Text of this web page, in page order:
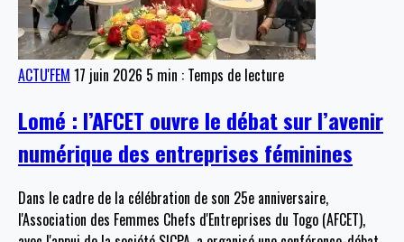
ACTU'FEM 17 juin 2026 5 min : Temps de lecture
Lomé : l’AFCET ouvre le débat sur l’avenir
numérique des entreprises féminines
Dans le cadre de la célébration de son 25e anniversaire,
l'Association des Femmes Chefs d'Entreprises du Togo (AFCET),